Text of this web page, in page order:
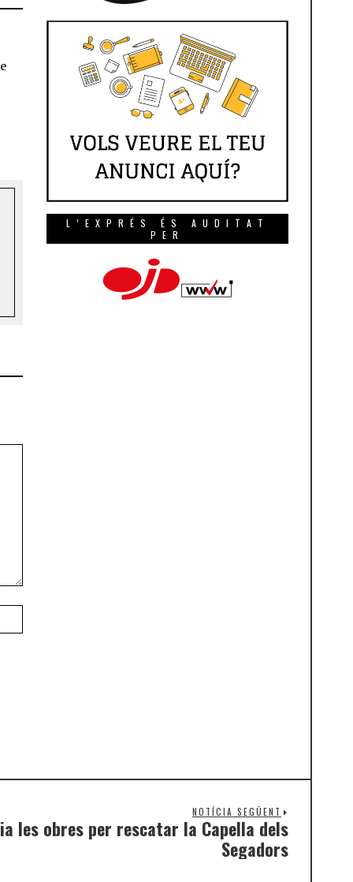
L’EXPRÉS ÉS AUDITAT
PER
NOTÍCIA SEGÜENT
les obres per rescatar la Capella dels
Segadors